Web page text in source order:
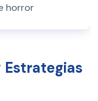
horror
Estrategias